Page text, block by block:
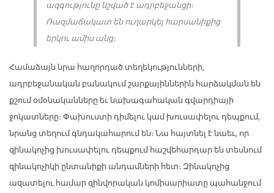
ազգությունը նշված է ադրբեջանցի։
Ռազմաճակատ են ուղարկել հարսանիքից
երկու ամիս անց։
Համաձայն նրա հաղորդած տեղեկությունների,
ադրբեջանական բանակում շարքայիններին հարձակման են
քշում օմօնականները եւ նախագահական գվարդիայի
ջոկատները։ Փախուստի դիմելու կամ խուսափելու դեպքում,
նրանց տեղում գնդակահարում են։ Նա հայտնել է նաեւ, որ
զինակոչից խուսափելու դեպքում հաշվեհարդար են տեսնում
զինակոչիկի ընտանիքի անդամների հետ։ Զինակոչից
ազատելու համար զինվորական կոմիսարիատը պահանջում